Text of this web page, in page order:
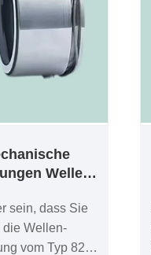
Wellen-
sein, dass Sie
die Wellen-
vom Typ 82